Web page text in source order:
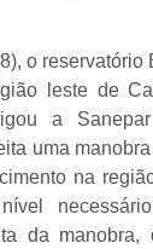
o reservatório
leste de
a
uma
na
da manobra,